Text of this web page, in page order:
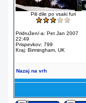
Pili dile po vsaki furi
Pridružen/-a: Pet Jan 2007
22:49
Prispevkov: 799
Kraj: Birmingham, UK
Nazaj na vrh